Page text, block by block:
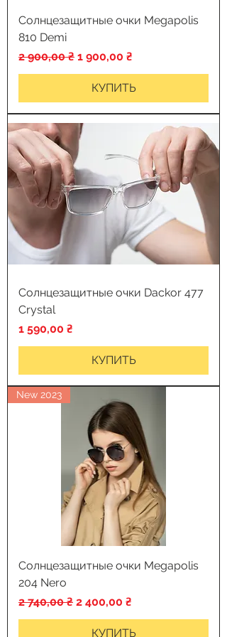
Солнцезащитные очки Megapolis
810 Demi
Обычная цена
2 900,00 ₴ Цена со скидкой
1 900,00 ₴
КУПИТЬ
Солнцезащитные очки Dackor 477
Crystal
Цена
1 590,00 ₴
КУПИТЬ
New 2023
Солнцезащитные очки Megapolis
204 Nero
Обычная цена
2 740,00 ₴ Цена со скидкой
2 400,00 ₴
КУПИТЬ